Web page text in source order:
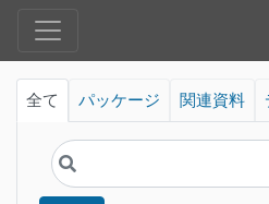
全て パッケージ 関連資料